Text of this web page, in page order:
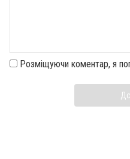
Розміщуючи коментар, я